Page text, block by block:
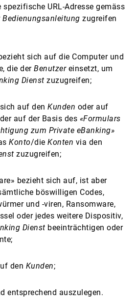
spezifische URL-Adresse gemäss
Bedienungsanleitung zugreifen
sich auf die Computer und
die der Benutzer einsetzt, um
Dienst zuzugreifen;
auf den Kunden oder auf
auf der Basis des «Formulars
zum Private eBanking»
Konto/die Konten via den
zuzugreifen;
bezieht sich auf, ist aber
böswilligen Codes,
und -viren, Ransomware,
oder jedes weitere Dispositiv,
Dienst beeinträchtigen oder
den Kunden;
entsprechend auszulegen.